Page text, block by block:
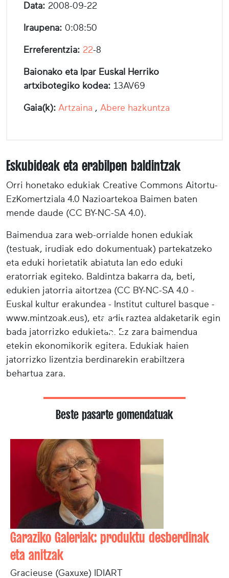
Data: 2008-09-22
Iraupena: 0:08:50
Erreferentzia: 22-8
Baionako eta Ipar Euskal Herriko
artxibotegiko kodea: 13AV69
Gaia(k): Artzaina , Abere hazkuntza
Eskubideak eta erabilpen baldintzak
Orri honetako edukiak Creative Commons Aitortu-
EzKomertziala 4.0 Nazioartekoa Baimen baten
mende daude (CC BY-NC-SA 4.0).
Baimendua zara web-orrialde honen edukiak
(testuak, irudiak edo dokumentuak) partekatzeko
eta eduki horietatik abiatuta lan edo eduki
eratorriak egiteko. Baldintza bakarra da, beti,
edukien jatorria aitortzea (CC BY-NC-SA 4.0 -
Euskal kultur erakundea - Institut culturel basque -
www.mintzoak.eus), eta adieraztea aldaketarik egin
bada jatorrizko edukietan. Ez zara baimendua
etekin ekonomikorik egitera. Edukiak haien
jatorrizko lizentzia berdinarekin erabiltzera
behartua zara.
Beste pasarte gomendatuak
Garaziko Galeriak: produktu desberdinak
eta anitzak
Gracieuse (Gaxuxe) IDIART